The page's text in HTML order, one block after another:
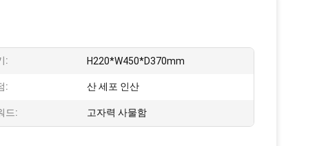
: H220*W450*D370mm
: 산 세포 인산
드: 고자력 사물함